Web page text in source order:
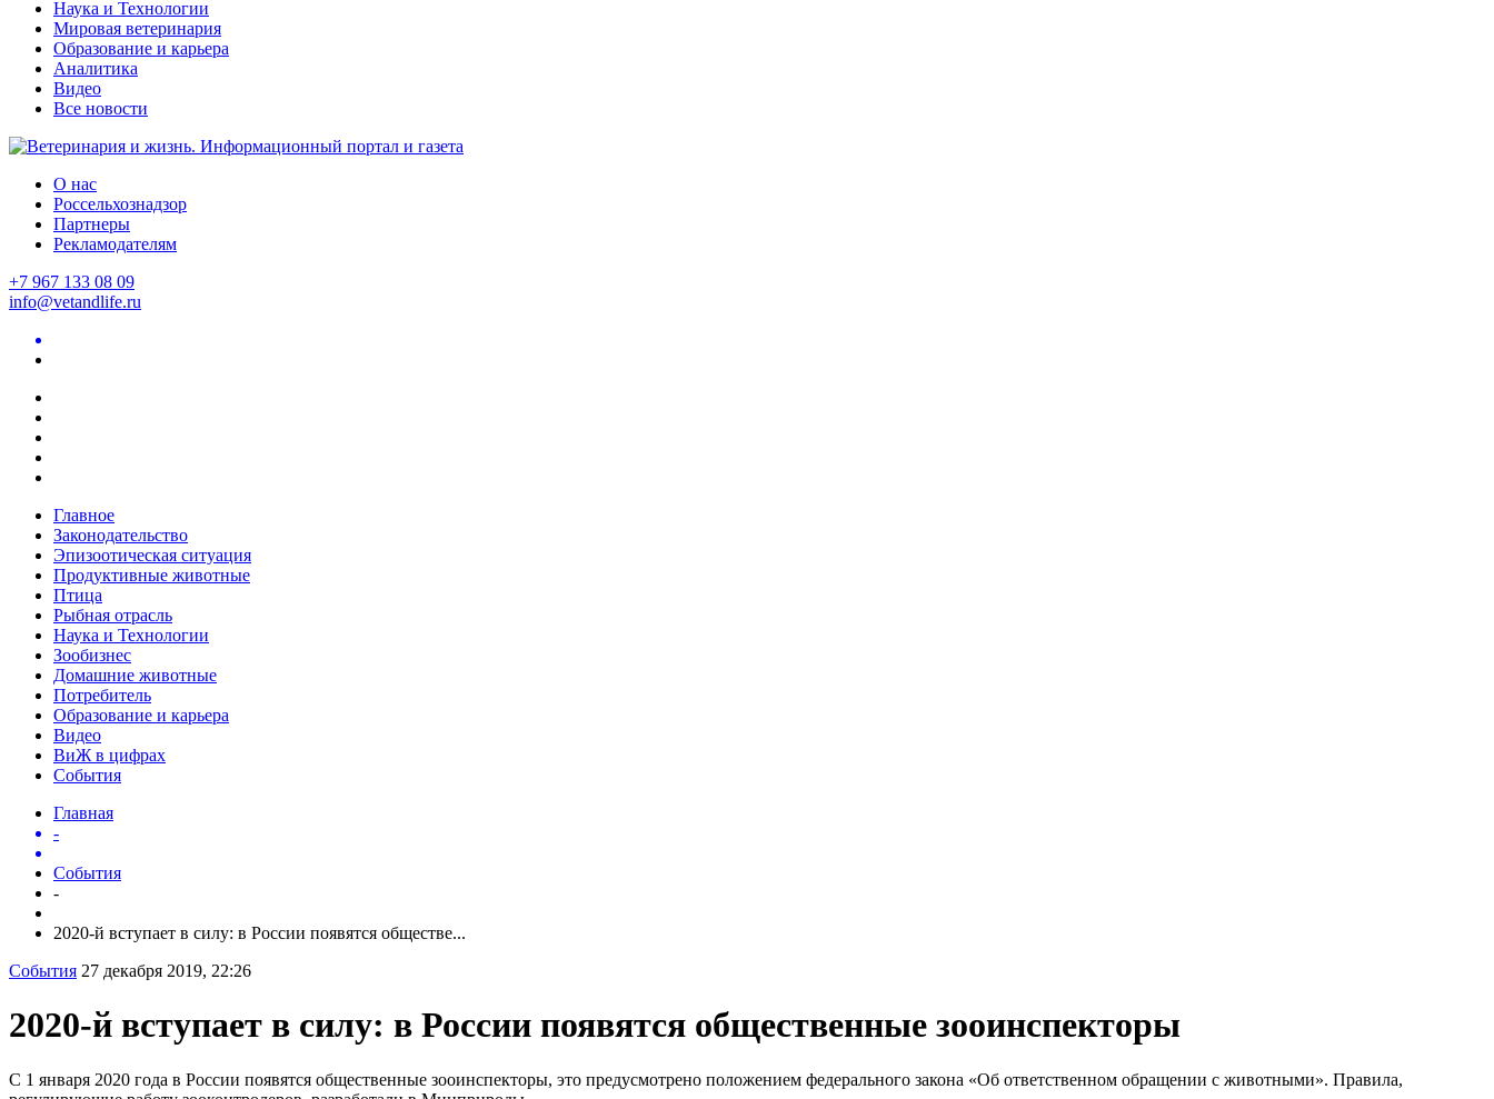
Наука и Технологии
Мировая ветеринария
Образование и карьера
Аналитика
Видео
Все новости
О нас
Россельхознадзор
Партнеры
Рекламодателям
+7 967 133 08 09
info@vetandlife.ru
Главное
Законодательство
Эпизоотическая ситуация
Продуктивные животные
Птица
Рыбная отрасль
Наука и Технологии
Зообизнес
Домашние животные
Потребитель
Образование и карьера
Видео
ВиЖ в цифрах
События
Главная
-
События
-
2020-й вступает в силу: в России появятся обществе...
События 27 декабря 2019, 22:26
2020-й вступает в силу: в России появятся общественные зооинспекторы
С 1 января 2020 года в России появятся общественные зооинспекторы, это предусмотрено положением федерального закона «Об ответственном обращении с животными». Правила,